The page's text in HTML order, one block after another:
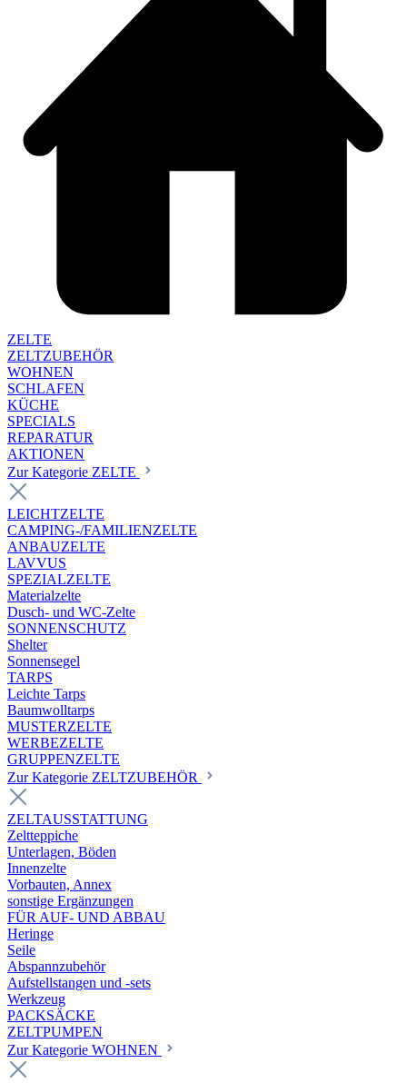
ZELTE
ZELTZUBEHÖR
WOHNEN
SCHLAFEN
KÜCHE
SPECIALS
REPARATUR
AKTIONEN
Zur Kategorie ZELTE
LEICHTZELTE
CAMPING-/FAMILIENZELTE
ANBAUZELTE
LAVVUS
SPEZIALZELTE
Materialzelte
Dusch- und WC-Zelte
SONNENSCHUTZ
Shelter
Sonnensegel
TARPS
Leichte Tarps
Baumwolltarps
MUSTERZELTE
WERBEZELTE
GRUPPENZELTE
Zur Kategorie ZELTZUBEHÖR
ZELTAUSSTATTUNG
Zeltteppiche
Unterlagen, Böden
Innenzelte
Vorbauten, Annex
sonstige Ergänzungen
FÜR AUF- UND ABBAU
Heringe
Seile
Abspannzubehör
Aufstellstangen und -sets
Werkzeug
PACKSÄCKE
ZELTPUMPEN
Zur Kategorie WOHNEN